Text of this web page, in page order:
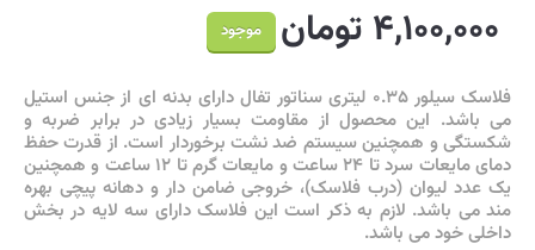
۴,۱۰۰,۰۰۰ تومان
موجود
فلاسک سیلور ۰.۳۵ لیتری سناتور تفال دارای بدنه ای از جنس استیل
می باشد. این محصول از مقاومت بسیار زیادی در برابر ضربه و
شکستگی و همچنین سیستم ضد نشت برخوردار است. از قدرت حفظ
دمای مایعات سرد تا ۲۴ ساعت و مایعات گرم تا ۱۲ ساعت و همچنین
یک عدد لیوان (درب فلاسک)، خروجی ضامن دار و دهانه پیچی بهره
مند می باشد. لازم به ذکر است این فلاسک دارای سه لایه در بخش
داخلی خود می باشد.